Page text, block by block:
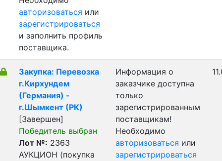
авторизоваться или
зарегистрироваться
и заполнить профиль
поставщика.
Закупка: Перевозка
г.Кирхундем
(Германия) -
г.Шымкент (РК)
[Завершен]
Победитель выбран
Лот №: 2363
АУКЦИОН (покупка
Информация о
заказчике доступна
только
зарегистрированным
поставщикам!
Необходимо
авторизоваться или
зарегистрироваться